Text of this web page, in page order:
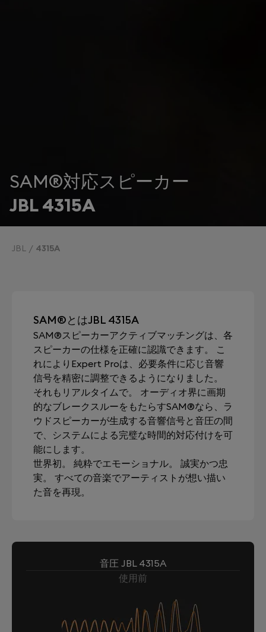
SAM®対応スピーカー
JBL 4315A
JBL 4315A
SAM®とはJBL 4315A
SAM®スピーカーアクティブマッチングは、各
スピーカーの仕様を正確に認識できます。 こ
れによりExpert Proは、必要条件に応じ音響
信号を精密に調整できるようになりました。
それもリアルタイムで。 オーディオ界に画期
的なブレークスルーをもたらすSAM®なら、ラ
ウドスピーカーが生成する音響信号と音圧の間
で、システムによる完璧な時間的対応付けを可
能にします。
世界初。 純粋でエモーショナル。 誠実かつ忠
実。 すべての音楽でアーティストが想い描い
た音を再現。
音圧 JBL 4315A
使用前